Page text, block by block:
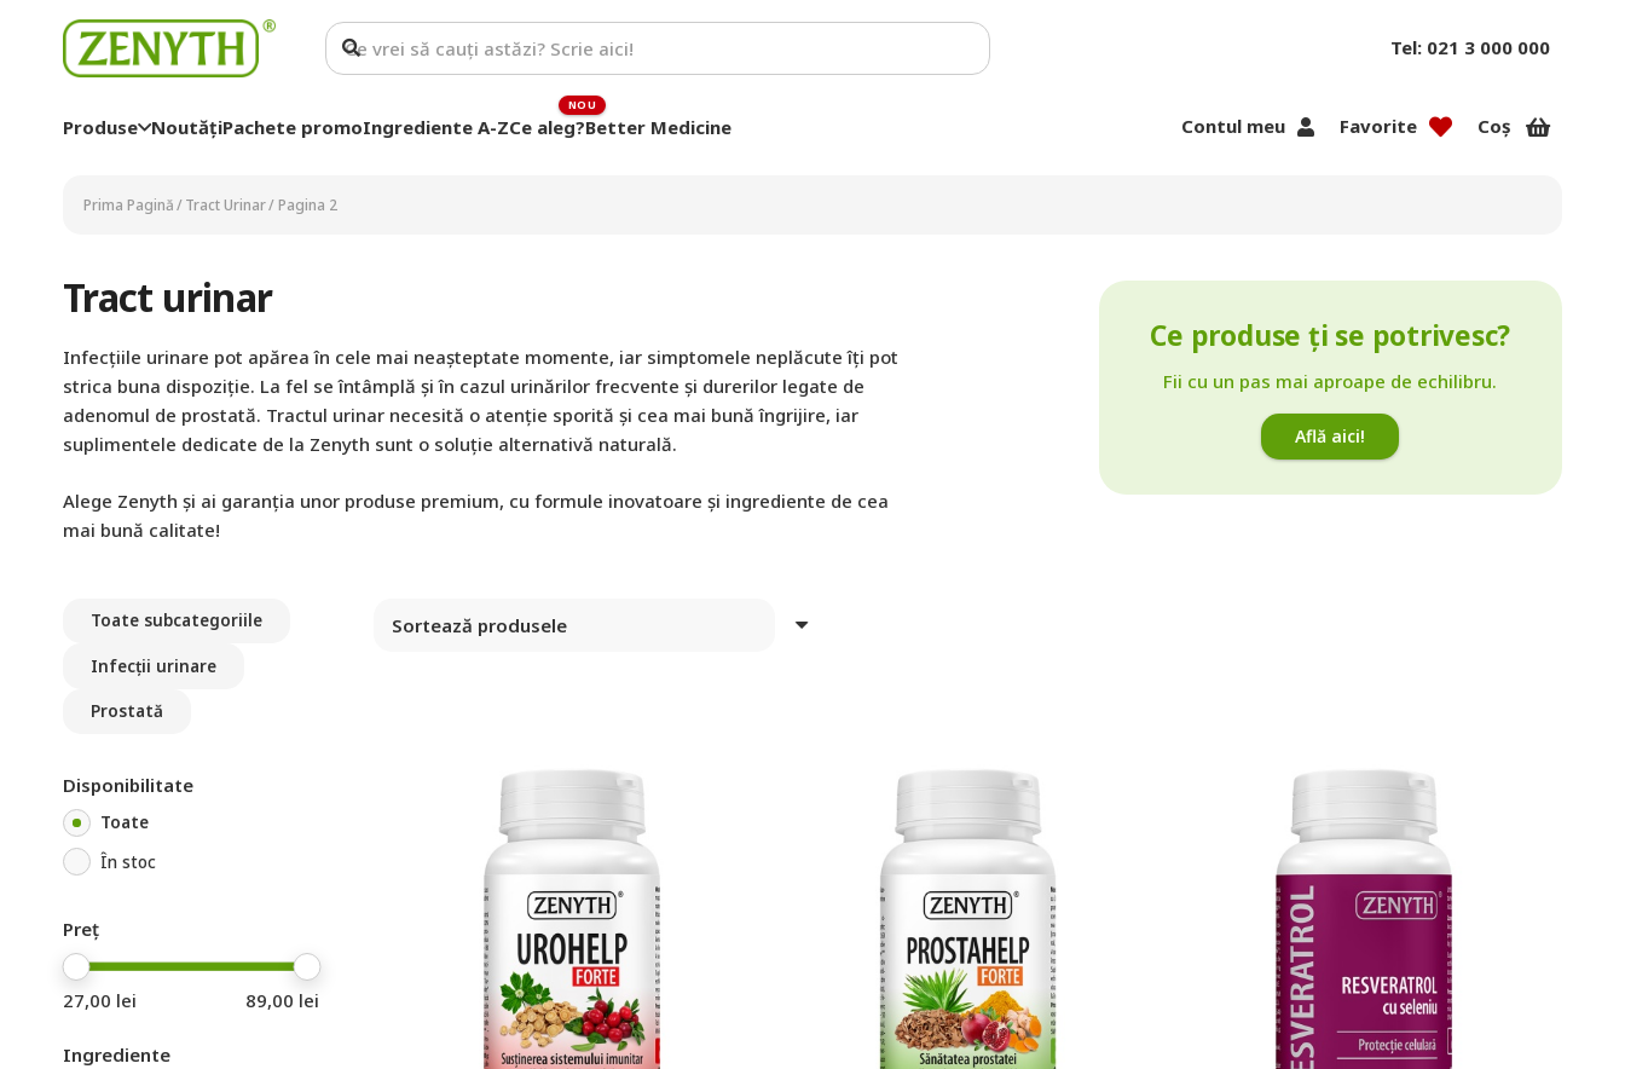
Tel: 021 3 000 000
Produse NoutățiPachete promoIngrediente A-ZCe aleg?Better Medicine Contul meu Favorite Coș
Prima Pagină/Tract Urinar/Pagina 2
Tract urinar
Infecțiile urinare pot apărea în cele mai neașteptate momente, iar simptomele neplăcute îți pot
strica buna dispoziție. La fel se întâmplă și în cazul urinărilor frecvente și durerilor legate de
adenomul de prostată. Tractul urinar necesită o atenție sporită și cea mai bună îngrijire, iar
suplimentele dedicate de la Zenyth sunt o soluție alternativă naturală.
Alege Zenyth și ai garanția unor produse premium, cu formule inovatoare și ingrediente de cea
mai bună calitate!
Ce produse ți se potrivesc?
Fii cu un pas mai aproape de echilibru.
Află aici!
Toate subcategoriile
Infecții urinare
Prostată
Disponibilitate
Toate
În stoc
Preț
27,00 lei 89,00 lei
Ingrediente